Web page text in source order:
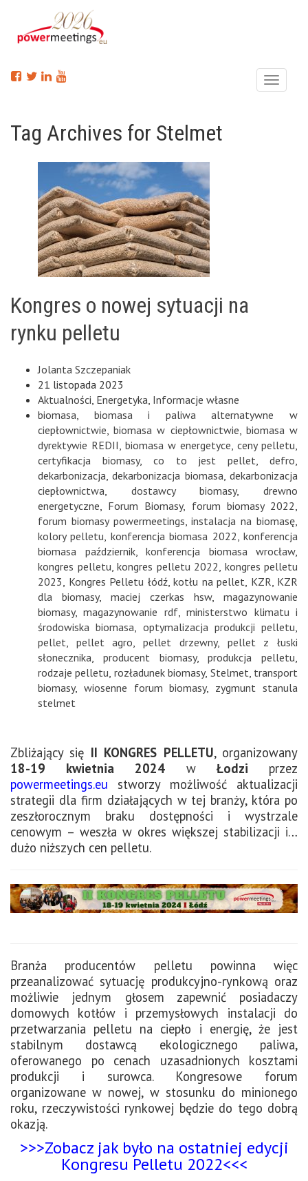
Menu
Tag Archives for Stelmet
Kongres o nowej sytuacji na
rynku pelletu
Jolanta Szczepaniak
21 listopada 2023
Aktualności Energetyka Informacje własne
biomasa
biomasa i paliwa alternatywne w
ciepłownictwie ,biomasa w ciepłownictwie biomasa w
dyrektywie REDII biomasa w energetyce ceny pelletu
certyfikacja biomasy, co to jest pellet ,defro
dekarbonizacja ,dekarbonizacja biomasa ,dekarbonizacja
ciepłownictwa
dostawcy biomasy,drewno
energetyczne
Forum Biomasy, forum biomasy 2022
forum biomasy powermeetings ,instalacja na biomasę
kolory pelletu konferencja biomasa 2022 ,konferencja
biomasa październik, konferencja biomasa wrocław,
kongres pelletu kongres pelletu 2022 kongres pelletu
2023 Kongres Pelletu łódź, kotłu na pellet KZR KZR
dla biomasy, maciej czerkas hsw, magazynowanie
biomasy,magazynowanie rdf,ministerstwo klimatu i
środowiska biomasa
optymalizacja produkcji pelletu
pellet
pellet agro ,pellet drzewny, pellet z łuski
słonecznika
producent biomasy,produkcja pelletu
rodzaje pelletu rozładunek biomasy, Stelmet transport
biomasy, wiosenne forum biomasy, zygmunt stanula
stelmet
Zbliżający się II KONGRES PELLETU, organizowany
18-19 kwietnia 2024 wŁodzi przez
powermeetings.eu stworzy możliwość aktualizacji
strategii dla firm działających w tej branży, która po
zeszłorocznym braku dostępności i wystrzale
cenowym – weszła w okres większej stabilizacji i…
dużo niższych cen pelletu.
Branża producentów pelletu powinna więc
przeanalizować sytuację produkcyjno-rynkową oraz
możliwie jednym głosem zapewnić posiadaczy
domowych kotłów i przemysłowych instalacji do
przetwarzania pelletu na ciepło i energię, że jest
stabilnym dostawcą ekologicznego paliwa,
oferowanego po cenach uzasadnionych kosztami
produkcji i surowca. Kongresowe forum
organizowane w nowej, w stosunku do minionego
roku, rzeczywistości rynkowej będzie do tego dobrą
okazją.
>>>Zobacz jak było na ostatniej edycji
Kongresu Pelletu 2022<<<